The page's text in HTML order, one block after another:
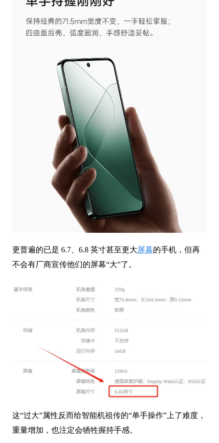
更普遍的已是 6.7、6.8 英寸甚至更大屏幕的手机，但再
不会有厂商宣传他们的屏幕“大”了。
这“过大”属性反而给智能机祖传的“单手操作”上了难度，
重量增加，也注定会牺牲握持手感。